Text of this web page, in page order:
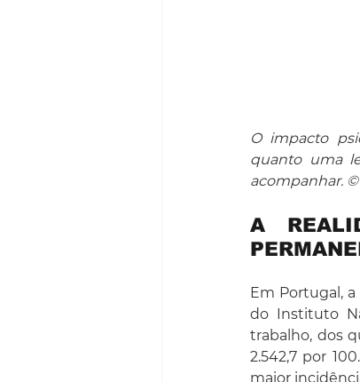
O impacto
quanto uma
acompanhar.
A
Em Portugal,
do Instituto
trabalho, dos
2.542,7 por
maior